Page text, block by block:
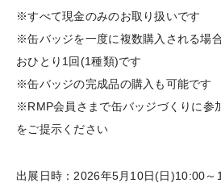
※すべて現金のみのお取り扱いです
※缶バッジを一度に複数購入される場
おひとり1回(1種類)です
※缶バッジの完成品の購入も可能です
※RMP会員さまで缶バッジづくりに参
をご提示ください
出展日時：2026年5月10日(日)10:00～